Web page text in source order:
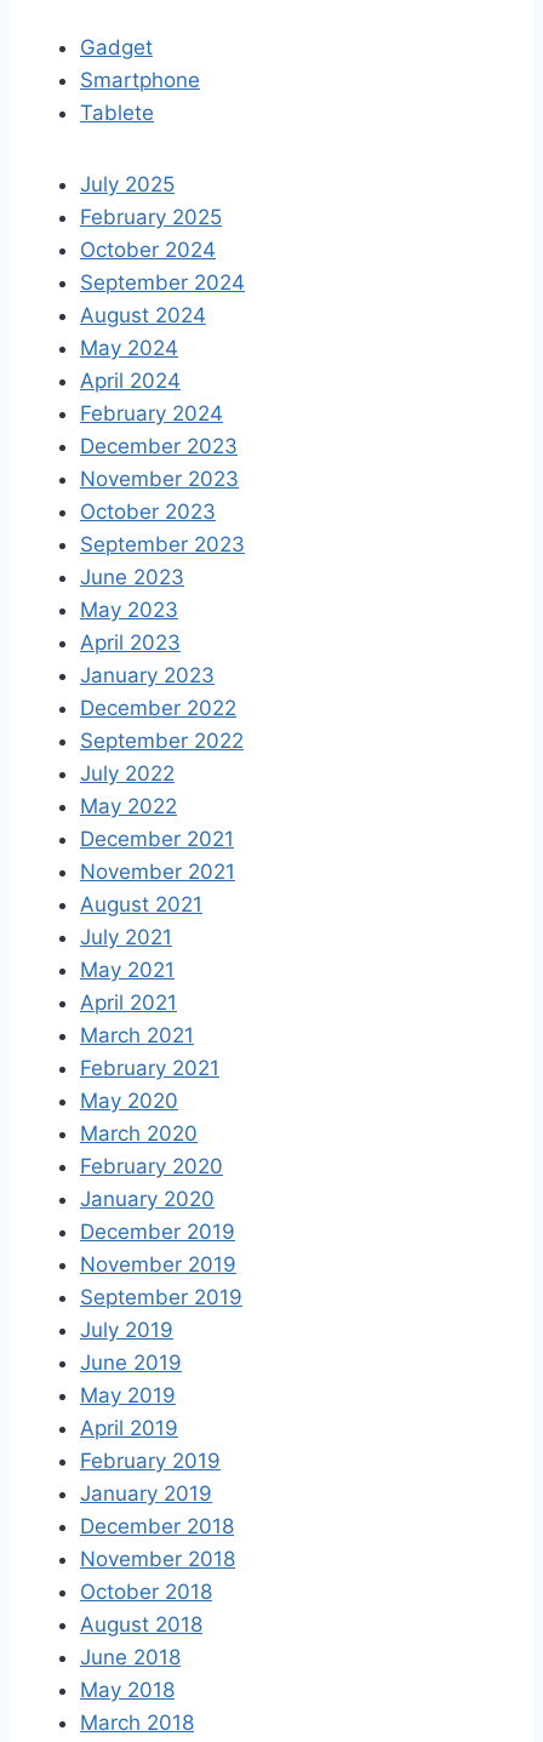
Gadget
Smartphone
Tablete
July 2025
February 2025
October 2024
September 2024
August 2024
May 2024
April 2024
February 2024
December 2023
November 2023
October 2023
September 2023
June 2023
May 2023
April 2023
January 2023
December 2022
September 2022
July 2022
May 2022
December 2021
November 2021
August 2021
July 2021
May 2021
April 2021
March 2021
February 2021
May 2020
March 2020
February 2020
January 2020
December 2019
November 2019
September 2019
July 2019
June 2019
May 2019
April 2019
February 2019
January 2019
December 2018
November 2018
October 2018
August 2018
June 2018
May 2018
March 2018